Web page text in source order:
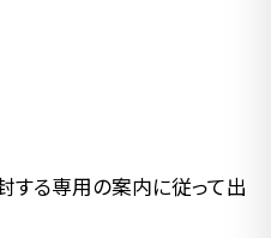
る専用の案内に従って出